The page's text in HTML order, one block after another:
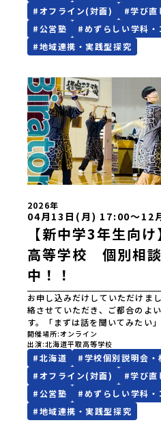
出発しませんか？体験のおすす
容（予定）＜1日目＞（PM）「
介ワーク」「高校生企画①-遊
める「びらとりの歴史・文化を
ワーク」 -アイヌ文化博物館で
なで体験シェア」＜2日目＞（
学」 -平取高校の特徴を知る
「高校生企画②-町の紹介編-」
う！（PM）「自然と農を感じ
平取特産の「びらとりトマト
事をする大人との交流会「み
仲間や地元の高校生、町の大人
「アイヌが愛した森を散策する
振り返りワーク」 -みんなで振
15：00頃に到着予定です。※天
プログラムを変更する場合がご
所】北海道平取町（びらとり
(土)～7月20日(月祝)※参加が
18：30～20：00に「参加者向
案内する予定です。必ず参加を
間】7月18日(土) 12：00 新千
空港に到着する便で手配くださ
日(祝月) 15：00頃 新千歳空港
出発する便で手配ください。【
【宿泊先】ゲストハウス ヤン
ッド（1室2～4名）で宿泊いた
料※旅行代金に含まれる費用の
ります・宿泊費（2泊分）・プ
体験費用・一部の食事代※以下
ります・集合場所までの往復交
個人飲食費などの個人的費用【
込み多数の場合は抽選の上決定
岡県立浜松湖北高等学校佐久
農業高等学校和歌山県立串本
根県立横田高等学校島根県立島
高等学校島根県立隠岐島前高等
蒜山校地広島県立加計高等学校
和島水産・宇南中等)愛媛県立
学校愛媛県立上浮穴高等学校愛
県立嶺北高等学校高知県立四万
学校西土佐分校高知県立高知
有田工業高等学校熊本県立小国
校佐賀県立牛津高等学校鹿児島
県立志布志高等学校宮崎県立飯
等学校鹿児島県立古仁屋高等学
立高校国際高等専門学校（石川
ト🍅の生産量は北海道一、全国
の「びらとりトマト」やそのほ
をする「トマトクラブ」が地域
しています。冬期には、町内に
リング」ができます！また、平
中学生を対象に、授業料や教材
講者の学力や進路に合わせたカ
より、一人一人の学習ニーズに
平取高校は、全校生徒が約５０
分、先生との距離が近く、一人
を実践しています。学校個別相
受け付けております。ぜひ実際
の雰囲気を感じてください。ま
ください。※交通費補助の対象
の３以内）。【お問い合わせ
当：地域戦略係（☎ 01457-2-
域みらい留学URL：https://
道平取高等学校）
#オフライン(対面) #学び直
#公営塾 #めずらしい学科・
#地域連携・実践型探究
2026年
04月13日(月) 17:00〜12
【新中学3年生向
高等学校 個別相
中！！
お申し込みだけしていただけま
絡させていただき、ご都合のよ
す。「まずは話を聞いてみたい
歓迎です。質問がなくても大丈
申し込みください。北海道平取
だけたら嬉しいです。皆さまか
ます。イランカラプテ！（アイ
平取（びらとり）高等学校です
ってどんな学校？たくさんの学
つけたい！そんな方向けに、町
ンラインの個別相談会を開催し
開催場所 オンライン
出演 北海道平取高等学校
#北海道 #学校個別説明会・
#オフライン(対面) #学び直
#公営塾 #めずらしい学科・
#地域連携・実践型探究